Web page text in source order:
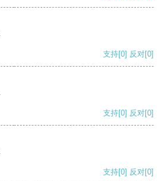
支持[0] 反对[0]
支持[0] 反对[0]
支持[0] 反对[0]